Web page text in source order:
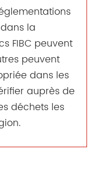
la
FIBC peuvent
peuvent
dans les
auprès de
déchets les